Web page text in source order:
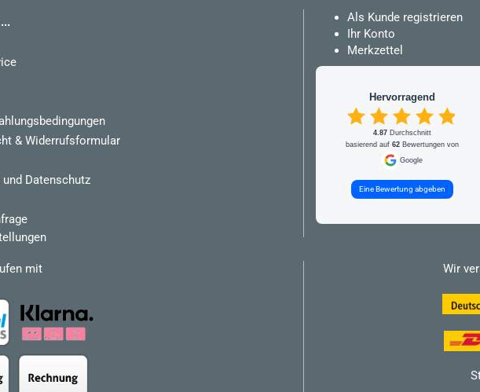
& Widerrufsformular
Datenschutz
Als Kunde registrieren
Ihr Konto
Merkzettel
Hervorragend
4.87Durchschnitt
basierend auf 62Bewertungen von
Google
Eine Bewertung abgeben
mit Wir